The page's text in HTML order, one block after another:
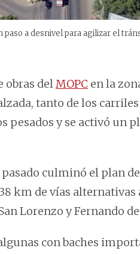
a desnivel para agilizar el
obras delMOPC en la
tanto de los
pesados y se activó un
culminó el plan
km de vías alternativas
Lorenzo y Fernando
con baches